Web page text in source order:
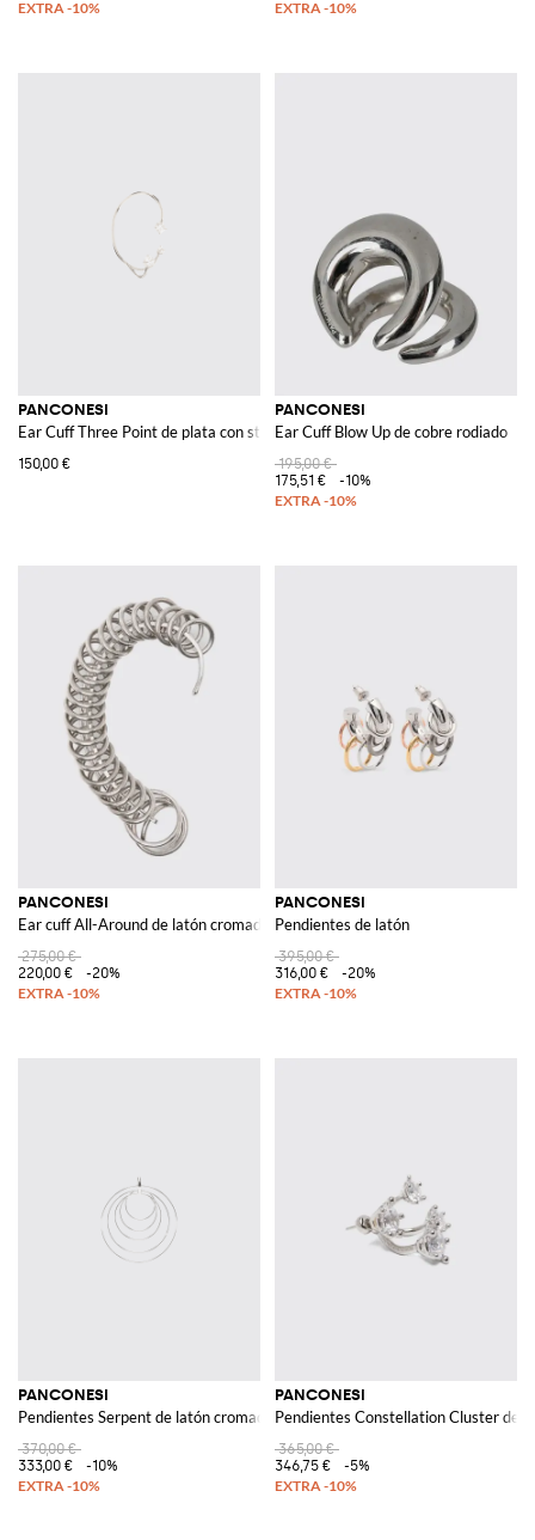
PANCONESI
Ear Cuff Three Point de plata con strass incrustados
150,00 €
PANCONESI
Ear Cuff Blow Up de cobre rodiado
195,00 €
175,51 €
-10%
PANCONESI
Ear cuff All-Around de latón cromado
275,00 €
220,00 €
-20%
PANCONESI
Pendientes de latón
395,00 €
316,00 €
-20%
PANCONESI
Pendientes Serpent de latón cromado
370,00 €
333,00 €
-10%
PANCONESI
Pendientes Constellation Cluster de
365,00 €
346,75 €
-5%